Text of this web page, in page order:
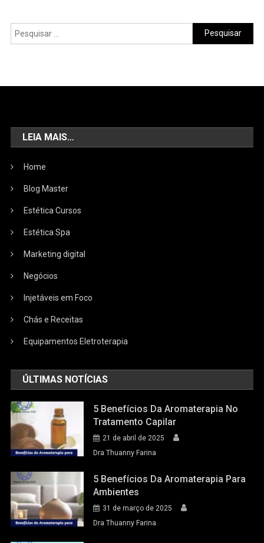
LEIA MAIS…
Home
Blog Master
Estética Cursos
Estética Spa
Marketing digital
Negócios
Injetáveis em Foco
Chás e Receitas
Equipamentos Eletroterapia
ÚLTIMAS NOTÍCIAS
5 Benefícios Da Aromaterapia No
Tratamento Capilar
21 de abril de 2025
Dra Thuanny Farina
5 Benefícios Da Aromaterapia Para
Ambientes
31 de março de 2025
Dra Thuanny Farina